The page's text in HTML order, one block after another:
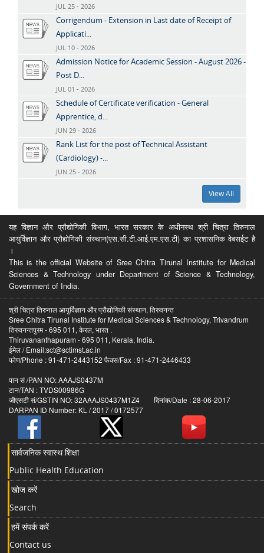
JUL 25 - 2026
Corrigendum - Extension in Last date of Receipt of
Applicati...
JUL 10 - 2026
Admission Notice for Academic Session - August 2026 -
Post D...
JUL 01 - 2026
Schedule of Certificate verification - General
Apprentice, d...
JUN 29 - 2026
Rank List for the post of Technical Assistant
(Cardiology) -...
JUN 25 - 2026
View All
यह विज्ञान और प्रौद्योगिकी विभाग, भारत सरकार के अधीनस्थ श्री चित्रा तिरुनाल
आयुर्विज्ञान और प्रौद्योगिकी संस्थान(एस.सी.टी.आई.एम.एस.टी) का प्रशासनिक वेबसईट है
।
This is the official Website of Sree Chitra Tirunal Institute for Medical
Sciences & Technology under Department of Science & Technology,
Government of India.
श्री चित्रा तिरुनाल आयुर्विज्ञान और प्रौद्योगिकी संस्थान, तिरुवनन्त
Sree Chitra Tirunal Institute for Medical Sciences & Technology, Trivandrum
तिरुवनन्तपुरम - 695 011, केरल, भारत .
Thiruvananthapuram - 695 011, Kerala, India.
ईमेल / Email:sct@sctimst.ac.in
फोण/Phone : 91-471-2443152 फैक्स/Fax : 91-471-2446433
पान सं /PAN NO: AAAJS0437M
टान/TAN : TVDS00986G
जीएसटी सं/GSTIN NO: 32AAAJS0437M1Z4 दिनांक/Date : 28-06-2017
DARPAN ID Number: KL / 2017 / 0172577
सार्वजनिक स्वास्थ शिक्षा
Public Health Education
खोज करें
Search
हमें संपर्क करें
Contact us